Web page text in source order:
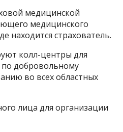
медицинской
медицинского
находится страхователь.
колл-центры для
по добровольному
во всех областных
лица для организации